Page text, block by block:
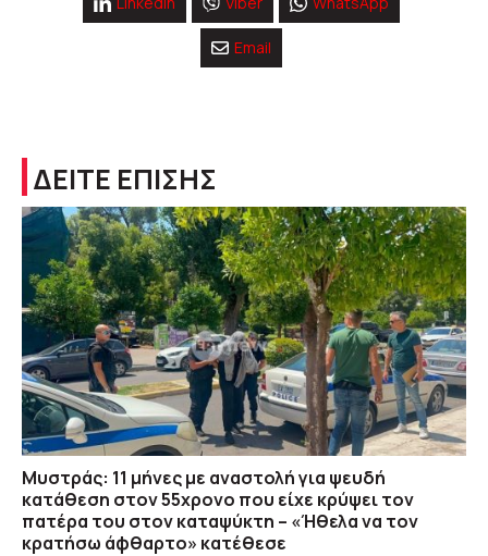
Email
ΔΕΙΤΕ ΕΠΙΣΗΣ
Μυστράς: 11 μήνες με αναστολή για ψευδή
κατάθεση στον 55χρονο που είχε κρύψει τον
πατέρα του στον καταψύκτη – «Ήθελα να τον
κρατήσω άφθαρτο» κατέθεσε